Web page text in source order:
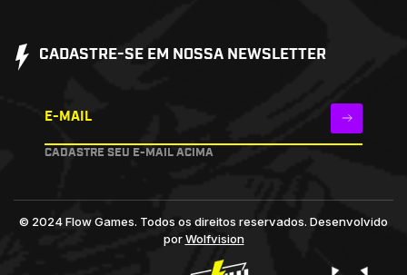
CADASTRE-SE EM NOSSA NEWSLETTER
E-MAIL
CADASTRE SEU E-MAIL ACIMA
© 2024 Flow Games. Todos os direitos reservados. Desenvolvido
porWolfvision